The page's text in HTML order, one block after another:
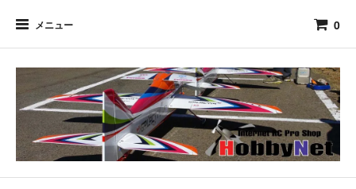
メニュー 0